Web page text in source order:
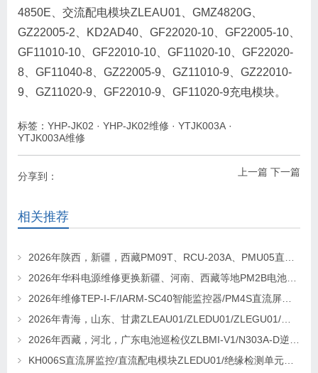
4850E、交流配电模块ZLEAU01、GMZ4820G、
GZ22005-2、KD2AD40、GF22020-10、GF22005-10、
GF11010-10、GF22010-10、GF11020-10、GF22020-
8、GF11040-8、GZ22005-9、GZ11010-9、GZ22010-
9、GZ11020-9、GF22010-9、GF11020-9充电模块。
标签： YHP-JK02 · YHP-JK02维修 · YTJK003A ·
YTJK003A维修
上一篇 下一篇
分享到：
相关推荐
2026年陕西，新疆，西藏PM09T、RCU-203A、PMU05直流屏监控维修及更换请联系华科电源
2026年华科电源维修更换新疆、河南、西藏等地PM2B电池巡检单元，PM2J绝缘检测单元、PSM-T07E 监控
2026年维修TEP-I-F/IARM-SC40智能监控器/PM4S直流屏监控找华科电源
2026年青海，山东、甘肃ZLEAU01/ZLEDU01/ZLEGU01/电池巡检仪ZLBM-12更换及维修
2026年西藏，河北，广东电池巡检仪ZLBMI-V1/N303A-D逆变器/ATC48M30Ⅲ电源模块维修更换
KH006S直流屏监控/直流配电模块ZLEDU01/绝缘检测单元DJY60更换及维修